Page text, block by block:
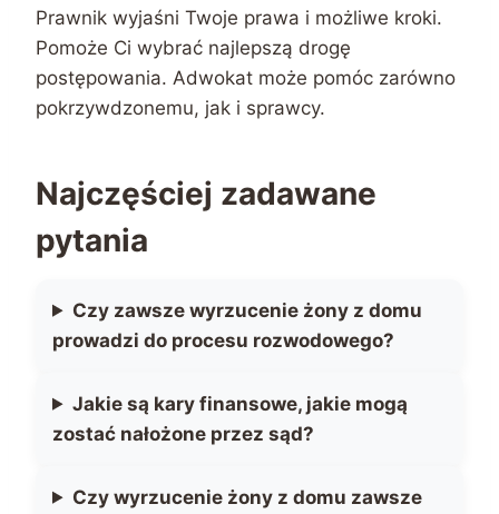
Prawnik wyjaśni Twoje prawa i możliwe kroki.
Pomoże Ci wybrać najlepszą drogę
postępowania. Adwokat może pomóc zarówno
pokrzywdzonemu, jak i sprawcy.
Najczęściej zadawane
pytania
Czy zawsze wyrzucenie żony z domu
prowadzi do procesu rozwodowego?
Jakie są kary finansowe, jakie mogą
zostać nałożone przez sąd?
Czy wyrzucenie żony z domu zawsze